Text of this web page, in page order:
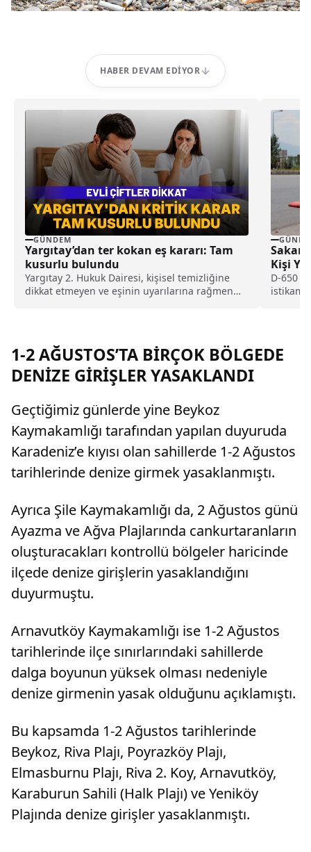
HABER DEVAM EDIYOR
GÜNDEM
Yargıtay’dan ter kokan eş kararı: Tam
kusurlu bulundu
Yargıtay 2. Hukuk Dairesi, kişisel temizliğine
dikkat etmeyen ve eşinin uyarılarına rağmen
lira tazminat ödemesine karar verildi.
Kişi
D-650
1-2 AĞUSTOS’TA BİRÇOK BÖLGEDE
DENİZE GİRİŞLER YASAKLANDI
Geçtiğimiz günlerde yine Beykoz
Kaymakamlığı tarafından yapılan duyuruda
Karadeniz’e kıyısı olan sahillerde 1-2 Ağustos
tarihlerinde denize girmek yasaklanmıştı.
Ayrıca Şile Kaymakamlığı da, 2 Ağustos günü
Ayazma ve Ağva Plajlarında cankurtaranların
oluşturacakları kontrollü bölgeler haricinde
ilçede denize girişlerin yasaklandığını
duyurmuştu.
Arnavutköy Kaymakamlığı ise 1-2 Ağustos
tarihlerinde ilçe sınırlarındaki sahillerde
dalga boyunun yüksek olması nedeniyle
denize girmenin yasak olduğunu açıklamıştı.
Bu kapsamda 1-2 Ağustos tarihlerinde
Beykoz, Riva Plajı, Poyrazköy Plajı,
Elmasburnu Plajı, Riva 2. Koy, Arnavutköy,
Karaburun Sahili (Halk Plajı) ve Yeniköy
Plajında denize girişler yasaklanmıştı.